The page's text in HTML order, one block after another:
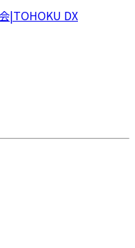
|TOHOKU DX